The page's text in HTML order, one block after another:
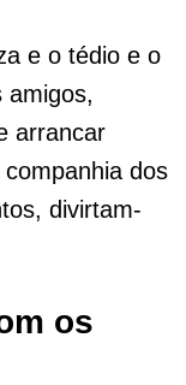
e o tédio e o
amigos,
arrancar
dos
divirtam-
os